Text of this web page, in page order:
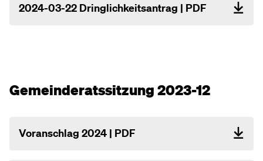
2024-03-22 Dringlichkeitsantrag | PDF
Gemeinderatssitzung 2023-12
Voranschlag 2024 | PDF